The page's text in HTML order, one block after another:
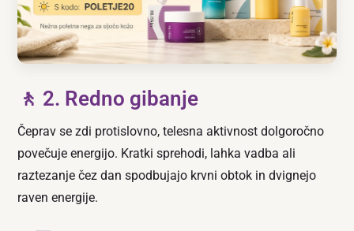
🚶 2. Redno gibanje
Čeprav se zdi protislovno, telesna aktivnost dolgoročno
povečuje energijo. Kratki sprehodi, lahka vadba ali
raztezanje čez dan spodbujajo krvni obtok in dvignejo
raven energije.